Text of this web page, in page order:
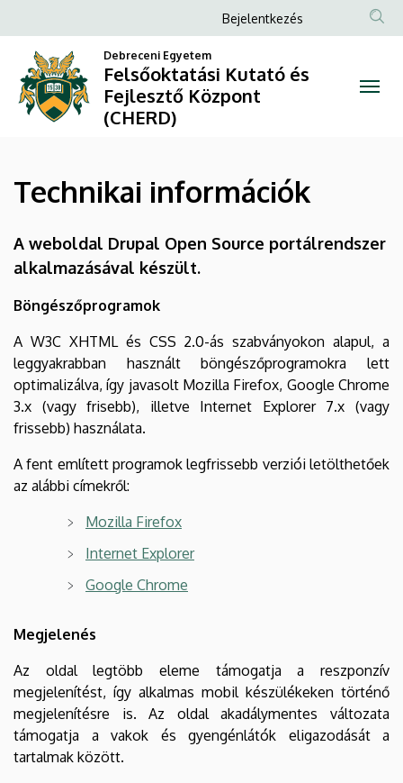
információk
Felsőoktatási
és
Fejlesztő
Központ
(CHERD)
a
tartalomra
Anonim
fiók
menüje
Bejelentkezés
Debreceni Egyetem
Felsőoktatási Kutató és
Fejlesztő Központ
(CHERD)
Technikai információk
A weboldal Drupal Open Source portálrendszer
alkalmazásával készült.
Böngészőprogramok
A W3C XHTML és CSS 2.0-ás szabványokon alapul, a
leggyakrabban használt böngészőprogramokra lett
optimalizálva, így javasolt Mozilla Firefox, Google Chrome
3.x (vagy frisebb), illetve Internet Explorer 7.x (vagy
frissebb) használata.
A fent említett programok legfrissebb verziói letölthetőek
az alábbi címekről:
Mozilla Firefox
Internet Explorer
Google Chrome
Megjelenés
Az oldal legtöbb eleme támogatja a reszponzív
megjelenítést, így alkalmas mobil készülékeken történő
megjelenítésre is. Az oldal akadálymentes változata
támogatja a vakok és gyengénlátók eligazodását a
tartalmak között.